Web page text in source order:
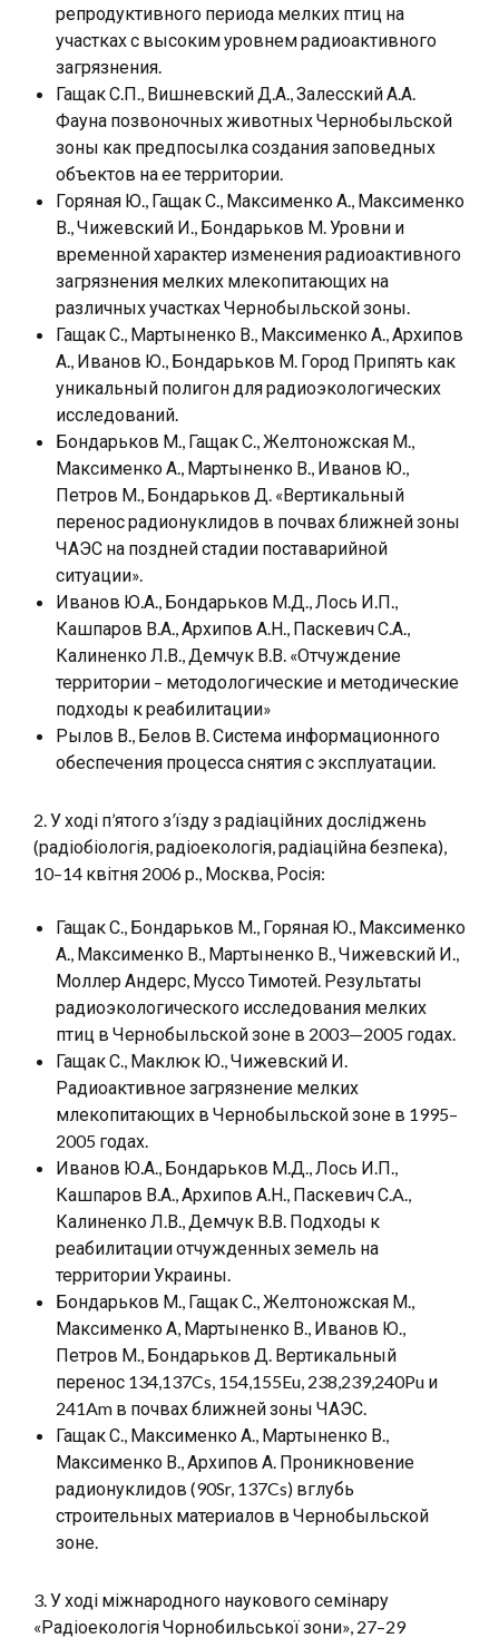
репродуктивного периода мелких птиц на
участках с высоким уровнем радиоактивного
загрязнения.
Гащак С.П., Вишневский Д.А., Залесский А.А.
Фауна позвоночных животных Чернобыльской
зоны как предпосылка создания заповедных
объектов на ее территории.
Горяная Ю., Гащак С., Максименко А., Максименко
В., Чижевский И., Бондарьков М. Уровни и
временной характер изменения радиоактивного
загрязнения мелких млекопитающих на
различных участках Чернобыльской зоны.
Гащак С., Мартыненко В., Максименко А., Архипов
А., Иванов Ю., Бондарьков М. Город Припять как
уникальный полигон для радиоэкологических
исследований.
Бондарьков М., Гащак С., Желтоножская М.,
Максименко А., Мартыненко В., Иванов Ю.,
Петров М., Бондарьков Д. «Вертикальный
перенос радионуклидов в почвах ближней зоны
ЧАЭС на поздней стадии поставарийной
ситуации».
Иванов Ю.А., Бондарьков М.Д., Лось И.П.,
Кашпаров В.А., Архипов А.Н., Паскевич С.А.,
Калиненко Л.В., Демчук В.В. «Отчуждение
территории – методологические и методические
подходы к реабилитации»
Рылов В., Белов В. Система информационного
обеспечения процесса снятия с эксплуатации.
2. У ході п’ятого з’їзду з радіаційних досліджень
(радіобіологія, радіоекологія, радіаційна безпека),
10–14 квітня 2006 р., Москва, Росія:
Гащак С., Бондарьков М., Горяная Ю., Максименко
А., Максименко В., Мартыненко В., Чижевский И.,
Моллер Андерс, Муссо Тимотей. Результаты
радиоэкологического исследования мелких
птиц в Чернобыльской зоне в 2003—2005 годах.
Гащак С., Маклюк Ю., Чижевский И.
Радиоактивное загрязнение мелких
млекопитающих в Чернобыльской зоне в 1995–
2005 годах.
Иванов Ю.А., Бондарьков М.Д., Лось И.П.,
Кашпаров В.А., Архипов А.Н., Паскевич С.A.,
Калиненко Л.В., Демчук В.В. Подходы к
реабилитации отчужденных земель на
территории Украины.
Бондарьков М., Гащак С., Желтоножская М.,
Максименко А, Мартыненко В., Иванов Ю.,
Петров М., Бондарьков Д. Вертикальный
перенос 134,137Cs, 154,155Eu, 238,239,240Pu и
241Am в почвах ближней зоны ЧАЭС.
Гащак С., Максименко А., Мартыненко В.,
Максименко В., Архипов А. Проникновение
радионуклидов (90Sr, 137Cs) вглубь
строительных материалов в Чернобыльской
зоне.
3. У ході міжнародного наукового семінару
«Радіоекологія Чорнобильської зони», 27–29